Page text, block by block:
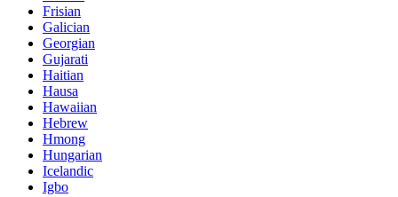
Frisian
Galician
Georgian
Gujarati
Haitian
Hausa
Hawaiian
Hebrew
Hmong
Hungarian
Icelandic
Igbo